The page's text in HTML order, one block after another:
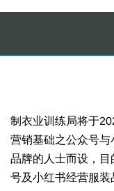
制衣业训练局将于
营销基础之公众号
品牌的人士而设，
号及小红书经营服装